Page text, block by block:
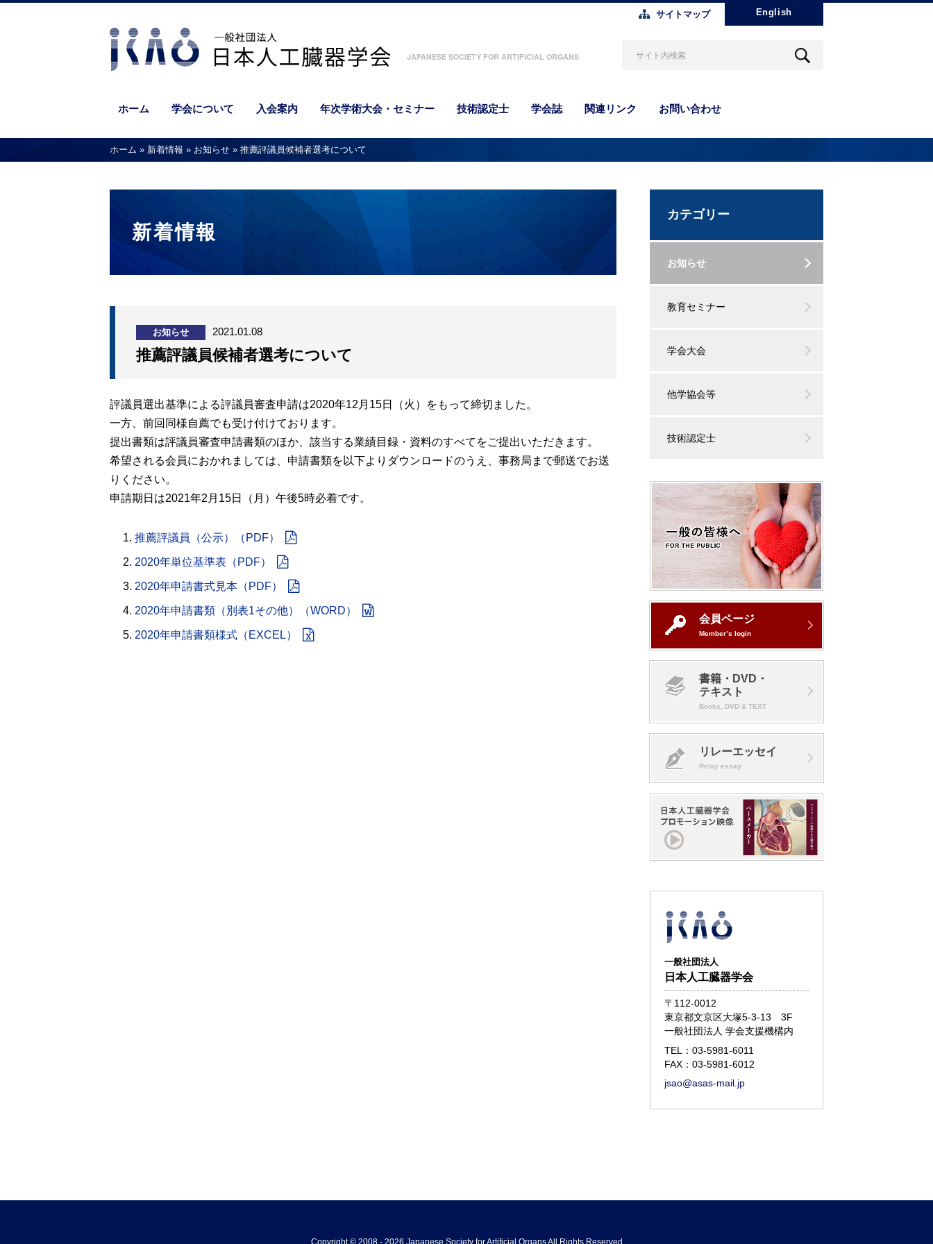
JAPANESE SOCIETY FOR ARTIFICIAL ORGANS
ホーム 学会について 入会案内 年次学術大会・セミナー 技術認定士 学会誌 関連リンク お問い合わせ
サイトマップ English
ホーム » 新着情報 » お知らせ » 推薦評議員候補者選考について
新着情報
お知らせ 2021.01.08
推薦評議員候補者選考について
評議員選出基準による評議員審査申請は2020年12月15日（火）をもって締切ました。
一方、前回同様自薦でも受け付けております。
提出書類は評議員審査申請書類のほか、該当する業績目録・資料のすべてをご提出いただきます。
希望される会員におかれましては、申請書類を以下よりダウンロードのうえ、事務局まで郵送でお送
りください。
申請期日は2021年2月15日（月）午後5時必着です。
推薦評議員（公示）（PDF）
2020年単位基準表（PDF）
2020年申請書式見本（PDF）
2020年申請書類（別表1その他）（WORD）
2020年申請書類様式（EXCEL）
カテゴリー
お知らせ
教育セミナー
学会大会
他学協会等
技術認定士
会員ページ
Member’s login
書籍・DVD・
テキスト
Books, DVD & TEXT
リレーエッセイ
Relay essay
一般社団法人
日本人工臓器学会
〒112-0012
東京都文京区大塚5-3-13 3F
一般社団法人 学会支援機構内
TEL： 03-5981-6011
FAX：03-5981-6012
jsao@asas-mail.jp
Copyright © 2008 - 2026 Japanese Society for Artificial Organs All Rights Reserved